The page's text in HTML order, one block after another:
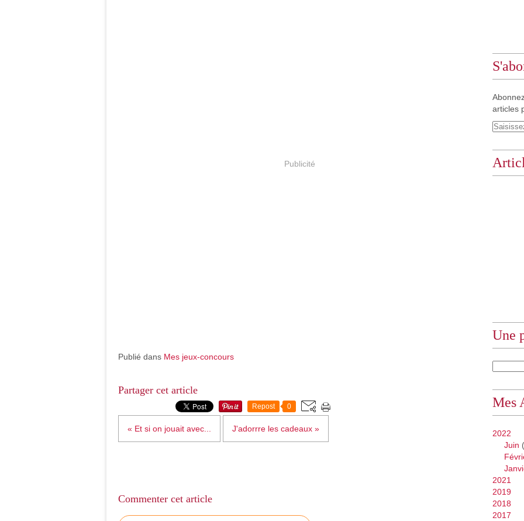
Publicité
Publié dans Mes jeux-concours
Partager cet article
Repost 0
« Et si on jouait avec... J'adorrre les cadeaux »
Commenter cet article
articles
Une
Mes
2022
Juin
2021
2019
2018
2017